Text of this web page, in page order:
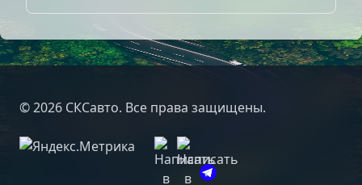
© 2026 СКСавто. Все права защищены.